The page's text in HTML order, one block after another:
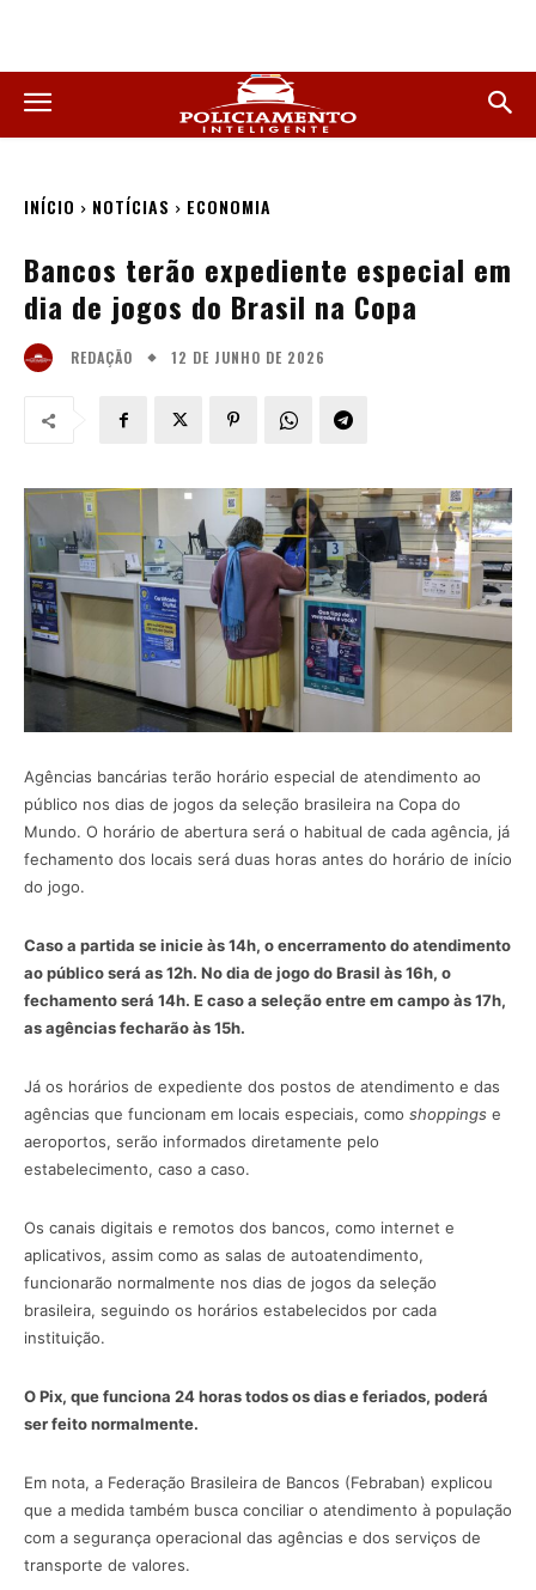
INÍCIO NOTÍCIAS ECONOMIA
Bancos terão expediente especial em
dia de jogos do Brasil na Copa
REDAÇÃO 12 DE JUNHO DE 2026
Agências bancárias terão horário especial de atendimento ao
público nos dias de jogos da seleção brasileira na Copa do
Mundo. O horário de abertura será o habitual de cada agência, já
fechamento dos locais será duas horas antes do horário de início
do jogo.
Caso a partida se inicie às 14h, o encerramento do atendimento
ao público será as 12h. No dia de jogo do Brasil às 16h, o
fechamento será 14h. E caso a seleção entre em campo às 17h,
as agências fecharão às 15h.
Já os horários de expediente dos postos de atendimento e das
agências que funcionam em locais especiais, como shoppings e
aeroportos, serão informados diretamente pelo
estabelecimento, caso a caso.
Os canais digitais e remotos dos bancos, como internet e
aplicativos, assim como as salas de autoatendimento,
funcionarão normalmente nos dias de jogos da seleção
brasileira, seguindo os horários estabelecidos por cada
instituição.
O Pix, que funciona 24 horas todos os dias e feriados, poderá
ser feito normalmente.
Em nota, a Federação Brasileira de Bancos (Febraban) explicou
que a medida também busca conciliar o atendimento à população
com a segurança operacional das agências e dos serviços de
transporte de valores.